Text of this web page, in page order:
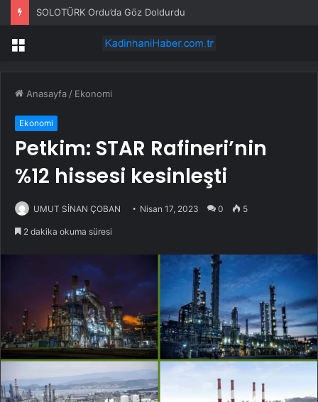
SOLOTÜRK Ordu’da Göz Doldurdu
Menü
Anasayfa / Ekonomi
Ekonomi
Petkim: STAR Rafineri’nin
%12 hissesi kesinleşti
UMUT SİNAN ÇOBAN Nisan 17, 2023 0 5
2 dakika okuma süresi